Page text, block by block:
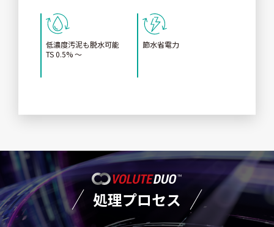
低濃度汚泥も脱水可能
TS 0.5% 〜
節水省電力
処理プロセス